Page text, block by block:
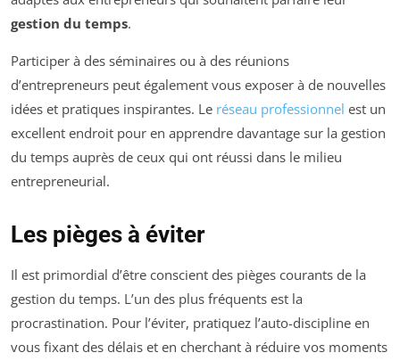
gestion du temps.
Participer à des séminaires ou à des réunions
d’entrepreneurs peut également vous exposer à de nouvelles
idées et pratiques inspirantes. Le réseau professionnel est un
excellent endroit pour en apprendre davantage sur la gestion
du temps auprès de ceux qui ont réussi dans le milieu
entrepreneurial.
Les pièges à éviter
Il est primordial d’être conscient des pièges courants de la
gestion du temps. L’un des plus fréquents est la
procrastination. Pour l’éviter, pratiquez l’auto-discipline en
vous fixant des délais et en cherchant à réduire vos moments